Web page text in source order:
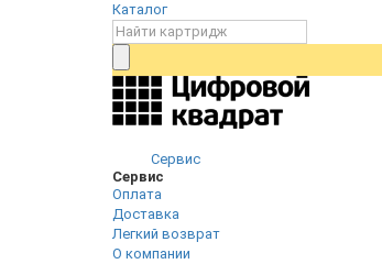
Каталог
Сервис
Сервис
Оплата
Доставка
Легкий возврат
О компании